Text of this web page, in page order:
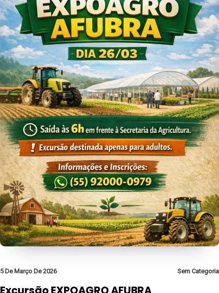
5 De Março De 2026 Sem Categoria